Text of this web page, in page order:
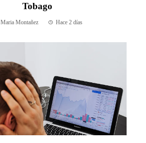
Tobago
Maria Montañez Hace 2 días